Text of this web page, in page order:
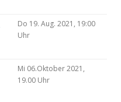
Do 19. Aug. 2021, 19:00
Uhr
Mi 06.Oktober 2021,
19.00 Uhr